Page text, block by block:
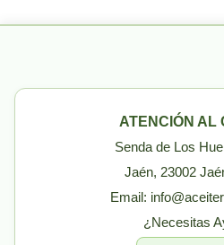
ATENCIÓN AL
Senda de Los
Jaén, 23002
Email:
¿Necesitas